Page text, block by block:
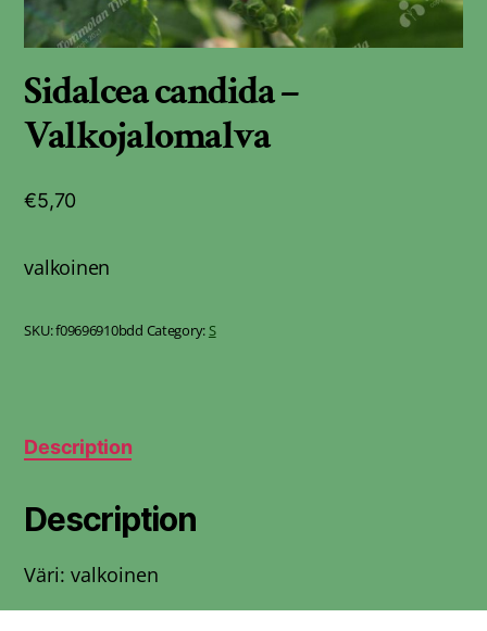
Sidalcea candida –
Valkojalomalva
€5,70
valkoinen
SKU:f09696910bdd Category:S
Description
Description
Väri: valkoinen